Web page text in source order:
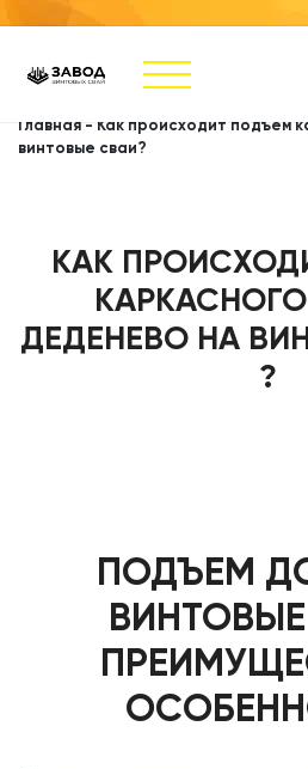
Главная - Как происходит подъем
винтовые сваи?
КАК
ДЕДЕНЕВО НА
?
ПОДЪЕМ